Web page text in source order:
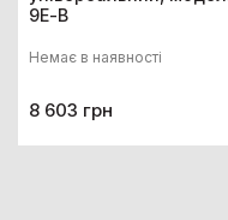
9Е-В
Немає в наявності
8 603 грн